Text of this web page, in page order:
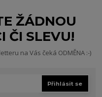
ŽÁDNOU
ČI SLEVU!
na Vás čeká ODMĚNA :-)
Přihlásit se